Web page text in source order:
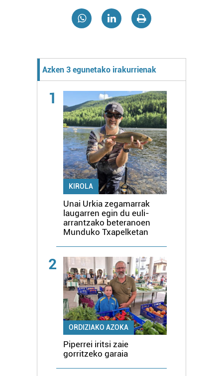
Azken 3 egunetako irakurrienak
1
KIROLA
Unai Urkia zegamarrak
laugarren egin du euli-
arrantzako beteranoen
Munduko Txapelketan
2
ORDIZIAKO AZOKA
Piperrei iritsi zaie
gorritzeko garaia